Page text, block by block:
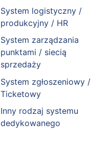
System logistyczny /
produkcyjny / HR
System zarządzania
punktami / siecią
sprzedaży
System zgłoszeniowy /
Ticketowy
Inny rodzaj systemu
dedykowanego